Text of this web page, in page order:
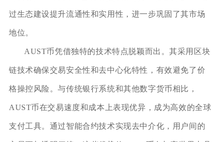
过生态建设提升流通性和实用性，进一步巩固了其市场
地位。
AUST币凭借独特的技术特点脱颖而出。其采用区块
链技术确保交易安全性和去中心化特性，有效避免了价
格操控风险。与传统银行系统和其他数字货币相比，
AUST币在交易速度和成本上表现优异，成为高效的全球
支付工具。通过智能合约技术实现去中介化，用户间的